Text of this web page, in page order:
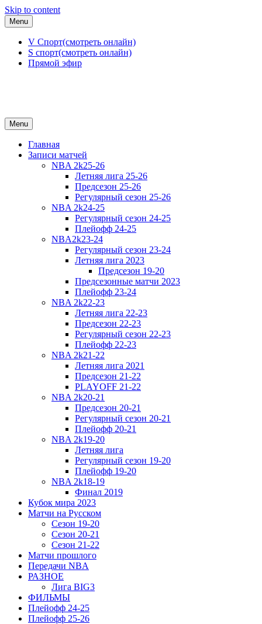
Skip to content
Menu
V Спорт(смотреть онлайн)
S спорт(смотреть онлайн)
Прямой эфир
Menu
Главная
Записи матчей
NBA 2k25-26
Летняя лига 25-26
Предсезон 25-26
Регулярный сезон 25-26
NBA 2k24-25
Регулярный сезон 24-25
Плейофф 24-25
NBA2k23-24
Регулярный сезон 23-24
Летняя лига 2023
Предсезон 19-20
Предсезонные матчи 2023
Плейофф 23-24
NBA 2k22-23
Летняя лига 22-23
Предсезон 22-23
Регулярный сезон 22-23
Плейофф 22-23
NBA 2k21-22
Летняя лига 2021
Предсезон 21-22
PLAYOFF 21-22
NBA 2k20-21
Предсезон 20-21
Регулярный сезон 20-21
Плейофф 20-21
NBA 2k19-20
Летняя лига
Регулярный сезон 19-20
Плейофф 19-20
NBA 2k18-19
Финал 2019
Кубок мира 2023
Матчи на Русском
Сезон 19-20
Сезон 20-21
Сезон 21-22
Матчи прошлого
Передачи NBA
РАЗНОЕ
Лига BIG3
ФИЛЬМЫ
Плейофф 24-25
Плейофф 25-26